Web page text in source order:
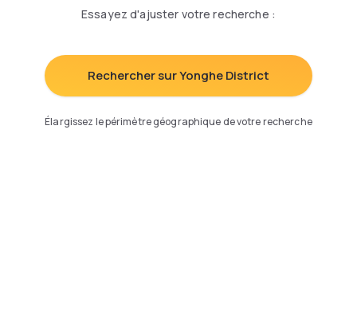
Essayez d'ajuster votre recherche :
Rechercher sur Yonghe District
Élargissez le périmètre géographique de votre recherche